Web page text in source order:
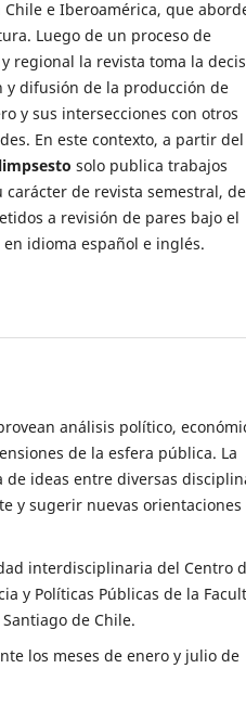
e Iberoamérica, que
Luego de un proceso de
regional la revista toma la
y difusión de la producción de
y sus intersecciones con otros
En este contexto, a partir del
solo publica trabajos
de revista semestral, de
a revisión de pares bajo el
idioma español e inglés.
análisis político,
de la esfera pública. La
ideas entre diversas
y sugerir nuevas orientaciones
interdisciplinaria del Centro
y Políticas Públicas de la
de Chile.
los meses de enero y julio de